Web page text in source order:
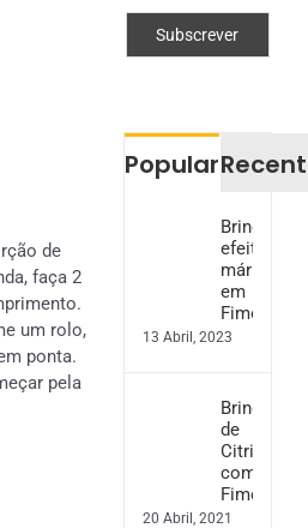
de
faça 2
um rolo,
ponta.
pela
Popular
Brincos
efeito
mármore
em
Fimo
13 Abril, 2023
Brincos
de
Citrinos
com
Fimo
20 Abril, 2021